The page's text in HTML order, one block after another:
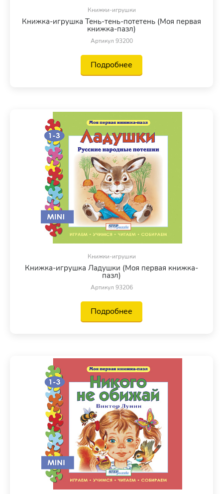
Книжки-игрушки
Книжка-игрушка Тень-тень-потетень (Моя первая
книжка-пазл)
Артикул 93200
Подробнее
Книжки-игрушки
Книжка-игрушка Ладушки (Моя первая книжка-
пазл)
Артикул 93206
Подробнее